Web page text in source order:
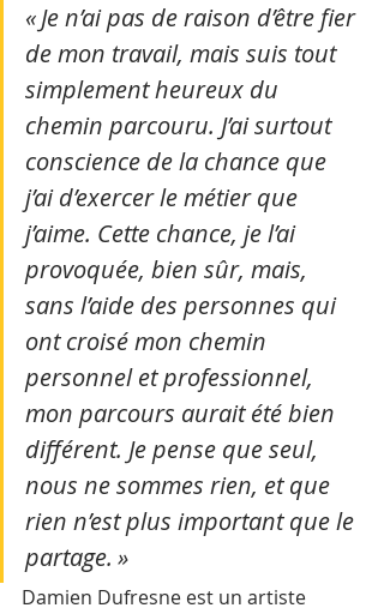
« Je n’ai pas de raison d’être fier
de mon travail, mais suis tout
simplement heureux du
chemin parcouru. J’ai surtout
conscience de la chance que
j’ai d’exercer le métier que
j’aime. Cette chance, je l’ai
provoquée, bien sûr, mais,
sans l’aide des personnes qui
ont croisé mon chemin
personnel et professionnel,
mon parcours aurait été bien
différent. Je pense que seul,
nous ne sommes rien, et que
rien n’est plus important que le
partage. »
Damien Dufresne est un artiste